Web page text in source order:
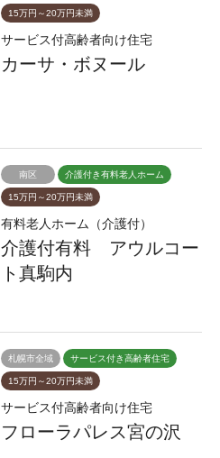
15万円～20万円未満
サービス付高齢者向け住宅
カーサ・ボヌール
南区 介護付き有料老人ホーム
15万円～20万円未満
有料老人ホーム（介護付）
介護付有料 アウルコー
ト真駒内
札幌市全域 サービス付き高齢者住宅
15万円～20万円未満
サービス付高齢者向け住宅
フローラパレス宮の沢